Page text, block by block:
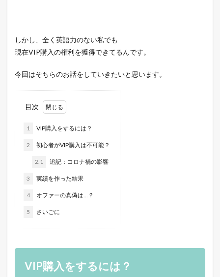
しかし、全く英語力のない私でも
現在VIP購入の権利を獲得できてるんです。
今回はそちらのお話をしていきたいと思います。
目次
1 VIP購入をするには？
2 初心者がVIP購入は不可能？
2.1 追記：コロナ禍の影響
3 実績を作った結果
4 オファーの真偽は…？
5 さいごに
VIP購入をするには？